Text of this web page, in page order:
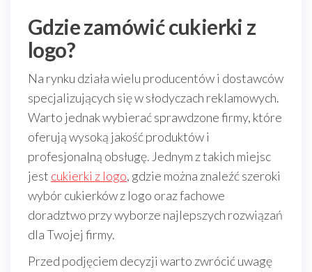
Gdzie zamówić cukierki z
logo?
Na rynku działa wielu producentów i dostawców
specjalizujących się w słodyczach reklamowych.
Warto jednak wybierać sprawdzone firmy, które
oferują wysoką jakość produktów i
profesjonalną obsługę. Jednym z takich miejsc
jest cukierki z logo, gdzie można znaleźć szeroki
wybór cukierków z logo oraz fachowe
doradztwo przy wyborze najlepszych rozwiązań
dla Twojej firmy.
Przed podjęciem decyzji warto zwrócić uwagę